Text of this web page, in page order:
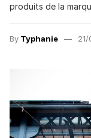
produits de la
By Typhanie 21/